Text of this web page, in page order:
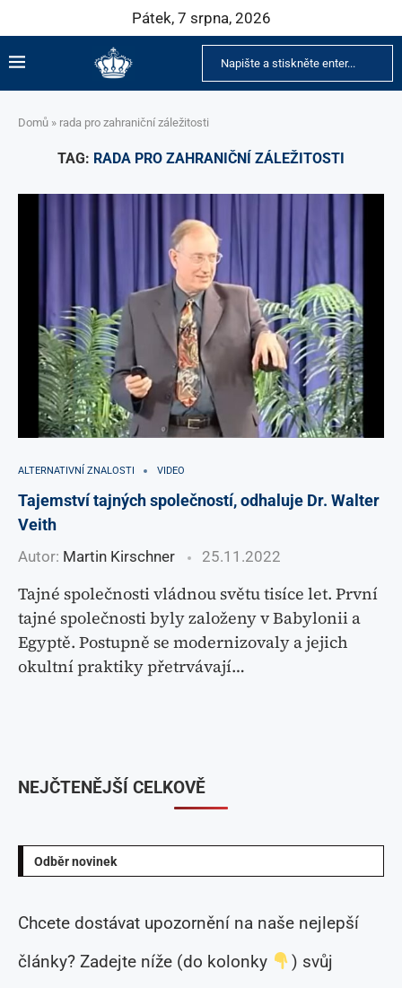
Pátek, 7 srpna, 2026
Domů » rada pro zahraniční záležitosti
TAG: RADA PRO ZAHRANIČNÍ ZÁLEŽITOSTI
ALTERNATIVNÍ ZNALOSTI VIDEO
Tajemství tajných společností, odhaluje Dr. Walter
Veith
Autor: Martin Kirschner 25.11.2022
Tajné společnosti vládnou světu tisíce let. První
tajné společnosti byly založeny v Babylonii a
Egyptě. Postupně se modernizovaly a jejich
okultní praktiky přetrvávají…
Odběr novinek
Chcete dostávat upozornění na naše nejlepší
články? Zadejte níže (do kolonky
) svůj
NEJČTENĚJŠÍ CELKOVĚ